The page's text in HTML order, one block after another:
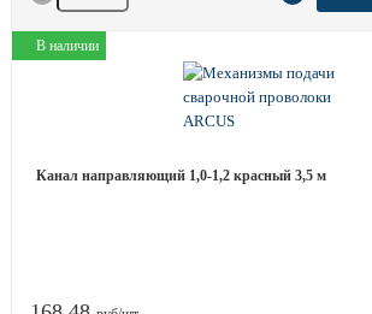
В наличии
Канал направляющий 1,0-1,2 красный 3,5 м